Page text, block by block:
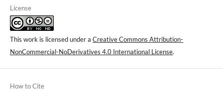
License
This work is licensed under a Creative Commons Attribution-
NonCommercial-NoDerivatives 4.0 International License.
How to Cite